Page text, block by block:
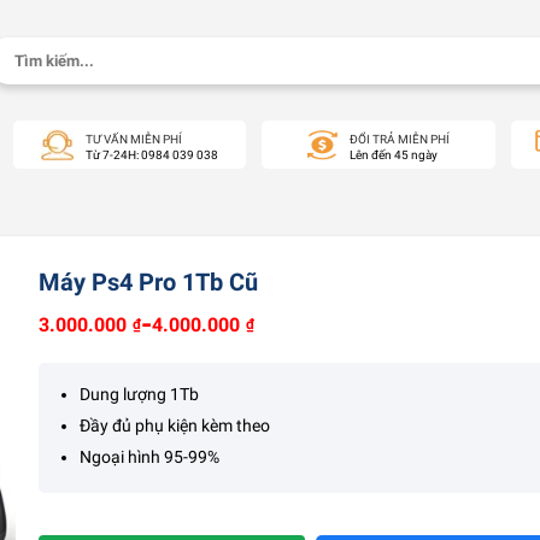
Tìm
TƯ VẤN MIỄN PHÍ
Từ 7-24H: 0984 039 038
ĐỔI TRẢ MIỄN PHÍ
Lên đến 45 ngày
Máy Ps4 Pro 1Tb Cũ
3.000.000 ₫-4.000.000 ₫
Dung lượng 1Tb
Đầy đủ phụ kiện kèm theo
Ngoại hình 95-99%